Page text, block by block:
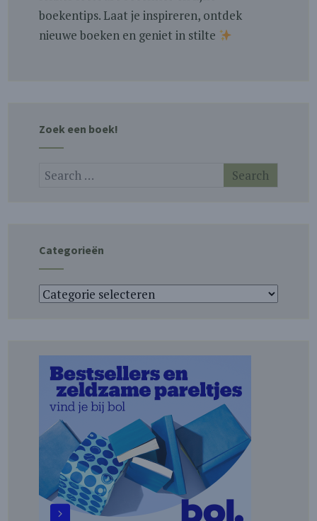
boekentips. Laat je inspireren, ontdek
nieuwe boeken en geniet in stilte
Zoek een boek!
Categorieën
Categorieën